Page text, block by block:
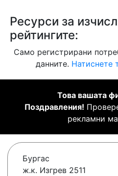
Ресурси за
рейтингите:
Само регистрирани
данните. Натиснете
Това вашата
Поздравления!
рекламни
Бургас
ж.к. Изгрев 2511